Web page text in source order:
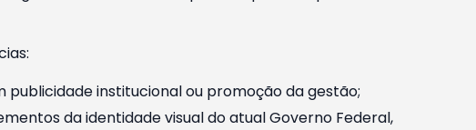
institucional ou promoção da gestão;
da identidade visual do atual Governo Federal,